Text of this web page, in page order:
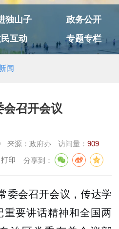
独山子
政务公开
互动 专题专栏
闻
会召开会议
来源： 政府办 访问量： 909
打印 分享到：
委会召开会议，传达学
重要讲话精神和全国两